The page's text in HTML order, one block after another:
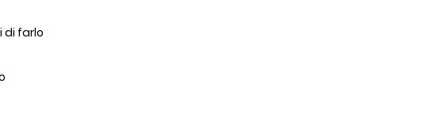
di farlo